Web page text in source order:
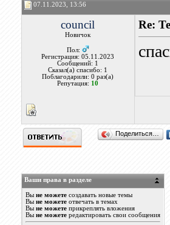
07.11.2023, 13:56
council
Новичок
Пол:
Регистрация: 05.11.2023
Сообщений: 1
Сказал(а) спасибо: 1
Поблагодарили: 0 раз(а)
Репутация: 10
Re:
Поделиться…
Ваши права в разделе
Вы не можетесоздавать новые темы
Вы не можетеотвечать в темах
Вы не можетеприкреплять вложения
Вы не можетередактировать свои сообщения